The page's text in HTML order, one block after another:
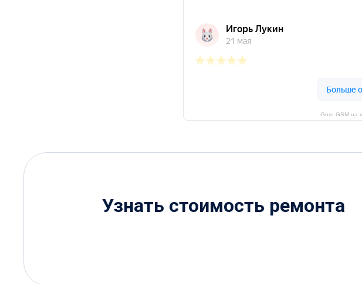
Guru GSM на
Узнать стоимость ремонта